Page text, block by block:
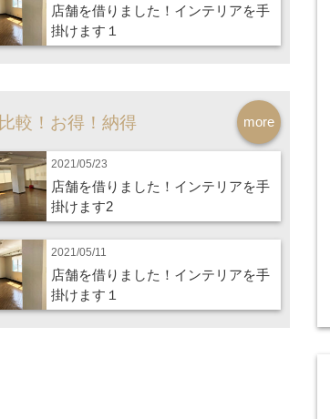
店舗を借りました！インテリアを手
掛けます１
more
比較！お得！納得
2021/05/23
店舗を借りました！インテリアを手
掛けます2
2021/05/11
店舗を借りました！インテリアを手
掛けます１